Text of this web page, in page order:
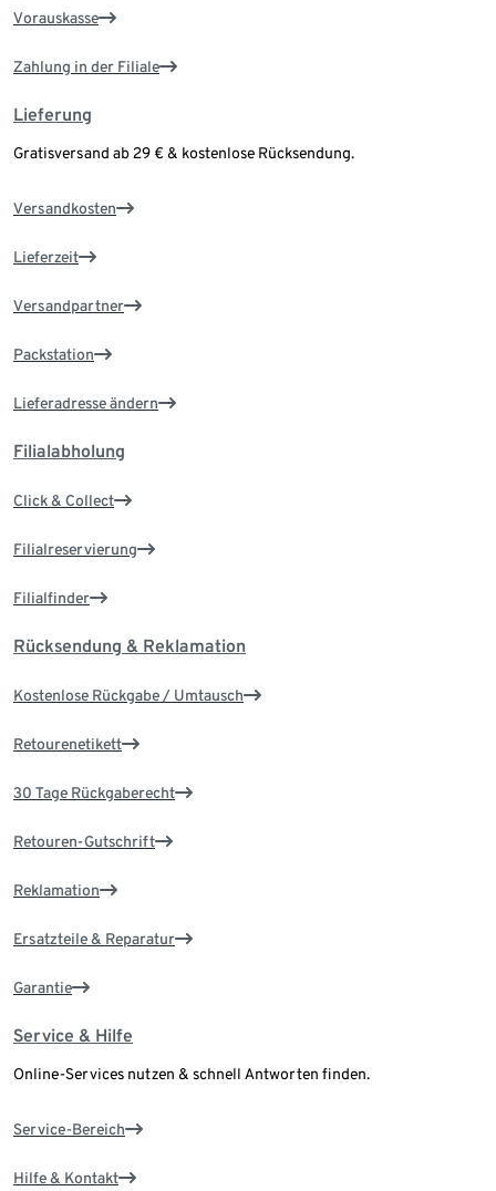
Vorauskasse
Zahlung in der Filiale
Lieferung
Gratisversand ab 29 € & kostenlose Rücksendung.
Versandkosten
Lieferzeit
Versandpartner
Packstation
Lieferadresse ändern
Filialabholung
Click & Collect
Filialreservierung
Filialfinder
Rücksendung & Reklamation
Kostenlose Rückgabe / Umtausch
Retourenetikett
30 Tage Rückgaberecht
Retouren-Gutschrift
Reklamation
Ersatzteile & Reparatur
Garantie
Service & Hilfe
Online-Services nutzen & schnell Antworten finden.
Service-Bereich
Hilfe & Kontakt